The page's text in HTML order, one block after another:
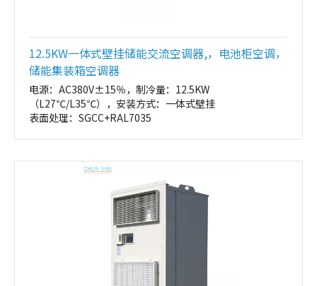
12.5KW一体式壁挂储能交流空调器,，电池柜空调，
储能集装箱空调器
电源：AC380V±15％，制冷量：12.5KW
（L27℃/L35℃），安装方式：一体式壁挂
表面处理：SGCC+RAL7035